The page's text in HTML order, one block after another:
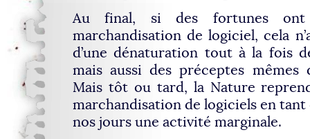
Au final, si des fortunes
marchandisation de logiciel, cela
d’une dénaturation tout à la fois
mais aussi des préceptes mêmes
Mais tôt ou tard, la Nature
marchandisation de logiciels en tant
nos jours une activité marginale.